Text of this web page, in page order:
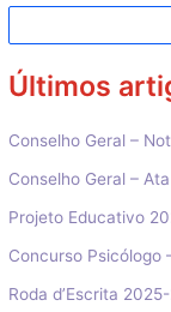
Últimos
Conselho Geral –
Conselho Geral –
Projeto Educativo
Concurso Psicólogo
Roda d’Escrita